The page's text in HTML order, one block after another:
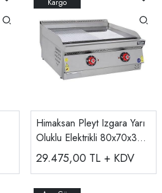
Himaksan Pleyt Izgara Yarı
Oluklu Elektrikli 80x70x30
Cm HMK-PIEN 873
29.475,00 TL + KDV